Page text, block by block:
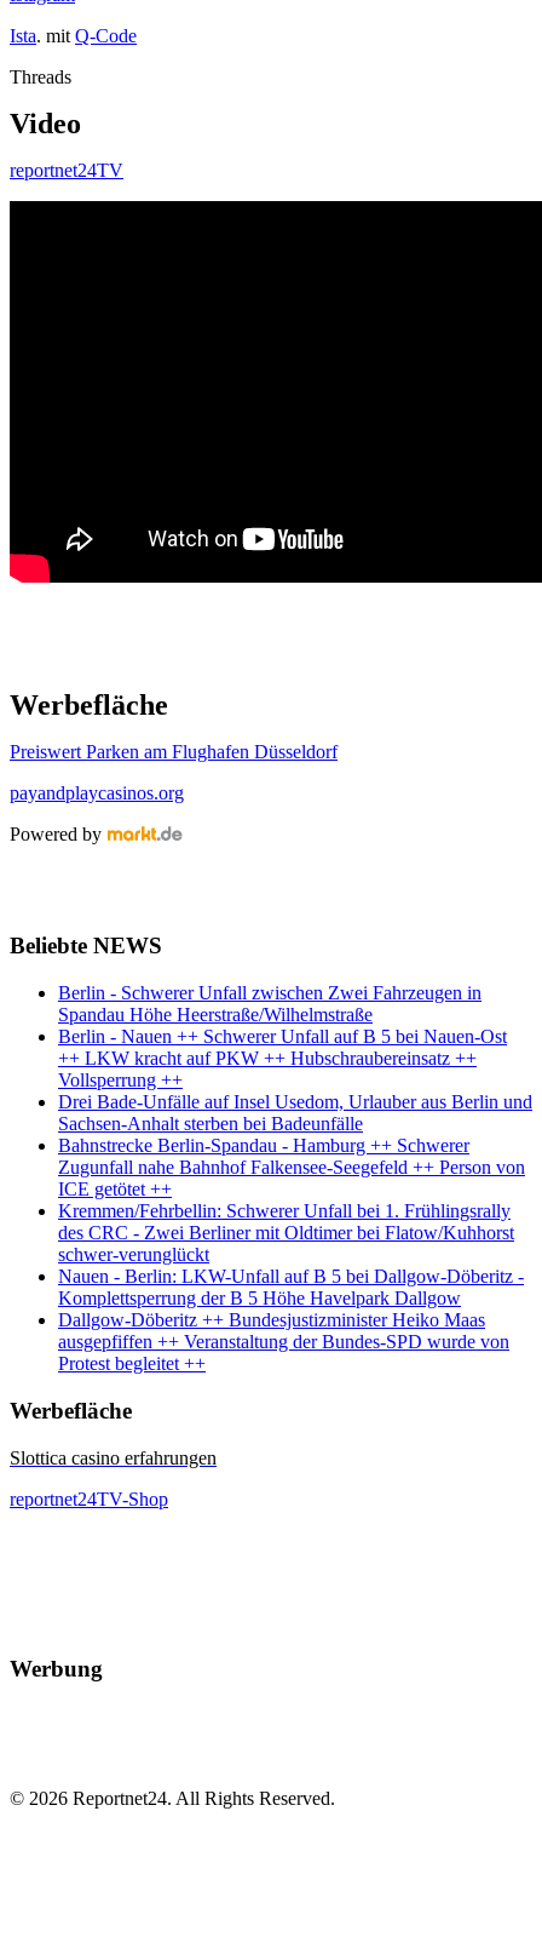
Ista. mit Q-Code
Threads
Video
reportnet24TV
Werbefläche
Preiswert Parken am Flughafen Düsseldorf
payandplaycasinos.org
Powered by
Beliebte NEWS
Berlin - Schwerer Unfall zwischen Zwei Fahrzeugen in
Spandau Höhe Heerstraße/Wilhelmstraße
Berlin - Nauen ++ Schwerer Unfall auf B 5 bei Nauen-Ost
++ LKW kracht auf PKW ++ Hubschraubereinsatz ++
Vollsperrung ++
Drei Bade-Unfälle auf Insel Usedom, Urlauber aus Berlin und
Sachsen-Anhalt sterben bei Badeunfälle
Bahnstrecke Berlin-Spandau - Hamburg ++ Schwerer
Zugunfall nahe Bahnhof Falkensee-Seegefeld ++ Person von
ICE getötet ++
Kremmen/Fehrbellin: Schwerer Unfall bei 1. Frühlingsrally
des CRC - Zwei Berliner mit Oldtimer bei Flatow/Kuhhorst
schwer-verunglückt
Nauen - Berlin: LKW-Unfall auf B 5 bei Dallgow-Döberitz -
Komplettsperrung der B 5 Höhe Havelpark Dallgow
Dallgow-Döberitz ++ Bundesjustizminister Heiko Maas
ausgepfiffen ++ Veranstaltung der Bundes-SPD wurde von
Protest begleitet ++
Werbefläche
Slottica casino erfahrungen
reportnet24TV-Shop
Werbung
© 2026 Reportnet24. All Rights Reserved.